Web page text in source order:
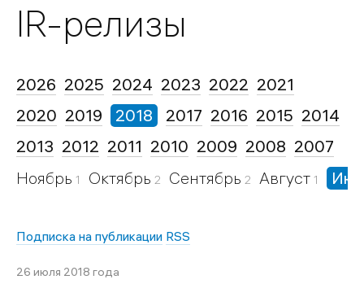
IR-релизы
2026 2025 2024 2023 2022 2021
2020 2019 2018
Ноябрь 1 Октябрь 2 Сентябрь 2 Август 1
2017 2016 2015 2014
2013 2012 2011 2010 2009 2008 2007
Подписка на публикации RSS
26 июля 2018 года